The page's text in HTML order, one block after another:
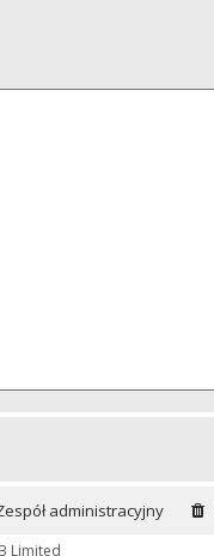
administracyjny
Limited